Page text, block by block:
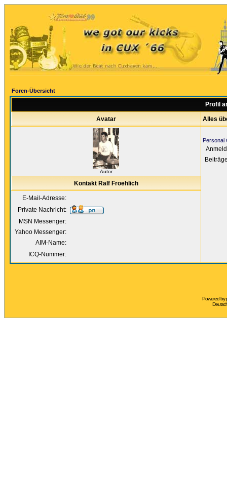
Foren-Übersicht
Profil
Avatar Alles
Autor
Personal
Kontakt Ralf Froehlich
E-Mail-Adresse:
Private Nachricht:
MSN Messenger:
Yahoo Messenger:
AIM-Name:
ICQ-Nummer:
Powered by